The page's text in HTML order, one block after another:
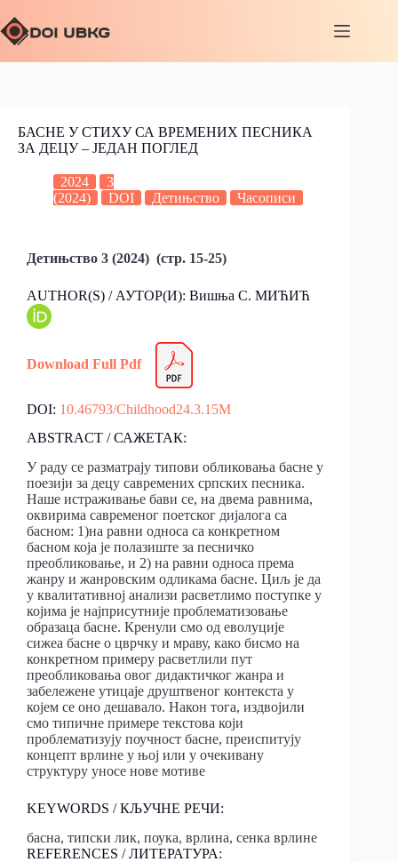
БАСНЕ У СТИХУ СА ВРЕМЕНИХ ПЕСНИКА
ЗА ДЕЦУ – ЈЕДАН ПОГЛЕД
2024
3
(2024)
DOI Детињство Часописи
Детињство 3 (2024) (стр. 15-25)
AUTHOR(S) / АУТОР(И): Вишња С. МИЋИЋ
Download Full Pdf
DOI: 10.46793/Childhood24.3.15M
ABSTRACT / САЖЕТАК:
У раду се разматрају типови обликовања басне у
поезији за децу савремених српских песника.
Наше истраживање бави се, на двема равнима,
оквирима савременог поетског дијалога са
басном: 1)на равни односа са конкретном
басном која је полазиште за песничко
преобликовање, и 2) на равни односа према
жанру и жанровским одликама басне. Циљ је да
у квалитативној анализи расветлимо поступке у
којима је најприсутније проблематизовање
образаца басне. Кренули смо од еволуције
сижеа басне о цврчку и мраву, како бисмо на
конкретном примеру расветлили пут
преобликовања овог дидактичког жанра и
забележене утицаје друштвеног контекста у
којем се оно дешавало. Након тога, издвојили
смо типичне примере текстова који
проблематизују поучност басне, преиспитују
концепт врлине у њој или у очекивану
структуру уносе нове мотиве
KEYWORDS / КЉУЧНЕ РЕЧИ:
басна, типски лик, поука, врлина, сенка врлине
REFERENCES / ЛИТЕРАТУРА: